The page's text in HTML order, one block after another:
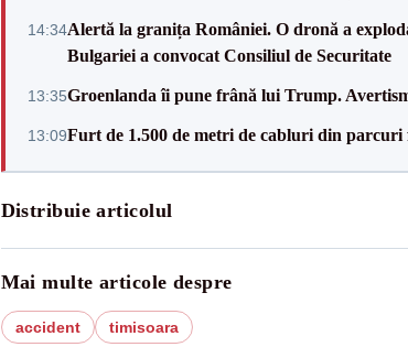
14:34Alertă la granița României. O dronă a
Bulgariei a convocat Consiliul de Securitate
13:35Groenlanda îi pune frână lui Trump.
13:09Furt de 1.500 de metri de cabluri din parcuri
Distribuie articolul
Mai multe articole despre
accident timisoara